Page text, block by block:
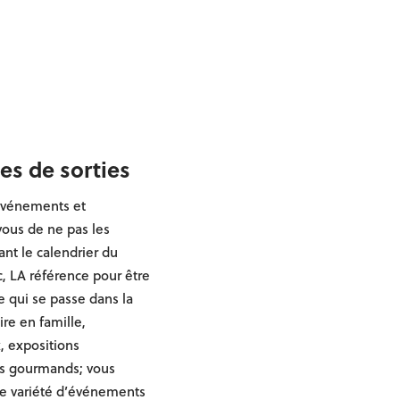
de sorties
et
de ne pas les
le calendrier du
LA référence pour être
qui se passe dans la
en famille,
expositions
gourmands; vous
variété d’événements